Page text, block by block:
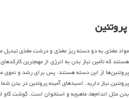
پروتئین
مواد مغذی به دو دسته ریز مغذی و درشت مغذی
هستند که تأمین نیاز بدن به انرژی از مهم‌ترین
پروتئین‌ها از این دسته هستند. پس برای رشد و نموی
پروتئین نیاز دارید. اسیدهای آمینه پروتئین در بدن